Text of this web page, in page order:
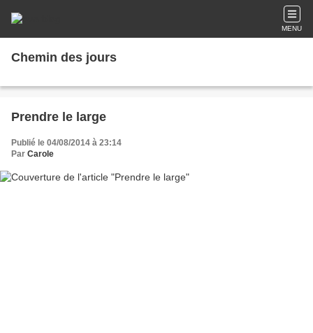
MENU
Chemin des jours
Prendre le large
Publié le 04/08/2014 à 23:14
Par Carole